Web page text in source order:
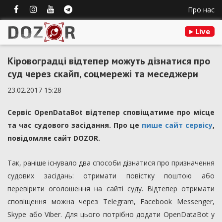
Про нас
Live
Кіровоградці відтепер можуть дізнатися про
суд через скайп, соцмережі та меседжери
23.02.2017 15:28
Сервіс OpenDataBot відтепер сповіщатиме про місце
та час судового засідання. Про це пише сайт сервісу,
повідомляє сайт DOZOR.
Так, раніше існувало два способи дізнатися про призначення
судових засідань: отримати повістку поштою або
перевірити оголошення на сайті суду. Відтепер отримати
сповіщення можна через Telegram, Facebook Messenger,
Skype або Viber. Для цього потрібно додати OpenDataBot у